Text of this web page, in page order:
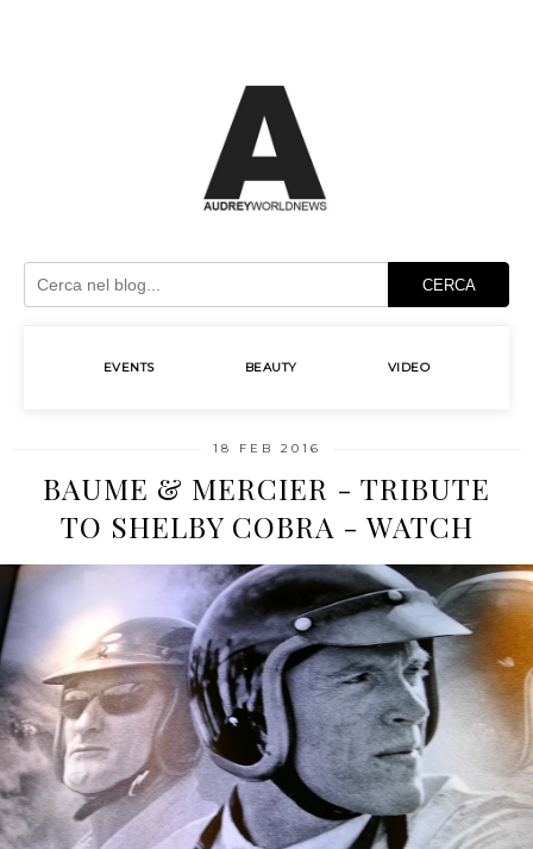
CERCA
EVENTS BEAUTY VIDEO
18 FEB 2016
BAUME & MERCIER - TRIBUTE
TO SHELBY COBRA - WATCH